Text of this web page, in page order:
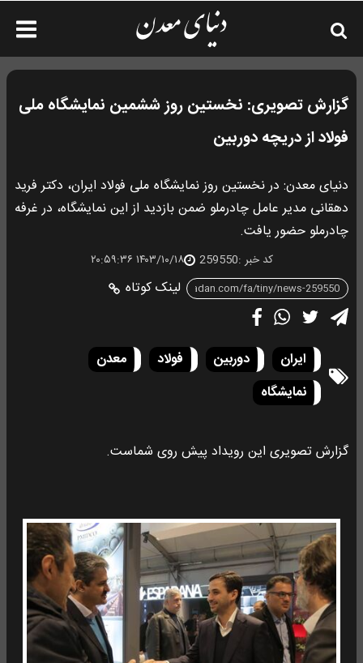
گزارش تصویری: نخستین روز ششمین نمایشگاه ملی
فولاد از دریچه دوربین
دنیای معدن: در نخستین روز نمایشگاه ملی فولاد ایران، دکتر فرید
دهقانی مدیر عامل چادرملو ضمن بازدید از این نمایشگاه، در غرفه
چادرملو حضور یافت.
کد خبر :259550 ۱۴۰۳/۱۰/۱۸ ۲۰:۵۹:۳۶
لینک کوتاه
ایران دوربین فولاد
معدن
نمایشگاه
گزارش تصویری این رویداد پیش روی شماست.